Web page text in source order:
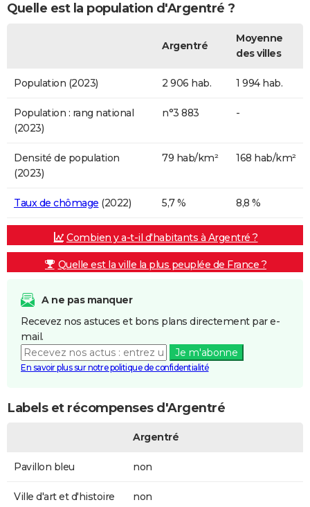
Quelle est la population d'Argentré ?
Argentré
Moyenne
des villes
Population (2023) 2 906 hab. 1 994 hab.
Population : rang national
(2023)
n°3 883 -
Densité de population
(2023)
79 hab/km² 168 hab/km²
Taux de chômage (2022) 5,7 % 8,8 %
Combien y a-t-il d'habitants à Argentré ?
Quelle est la ville la plus peuplée de France ?
A ne pas manquer
Recevez nos astuces et bons plans directement par e-
mail.
Je m'abonne
En savoir plus sur notre politique de confidentialité
Labels et récompenses d'Argentré
Argentré
Pavillon bleu non
Ville d'art et d'histoire non